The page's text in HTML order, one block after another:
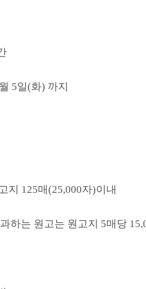
5일(화) 까지
지 125매(25,000자)이내
하는 원고는 원고지 5매당